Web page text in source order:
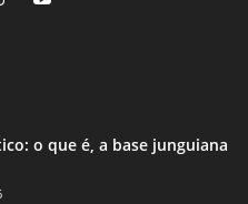
o que é, a base junguiana